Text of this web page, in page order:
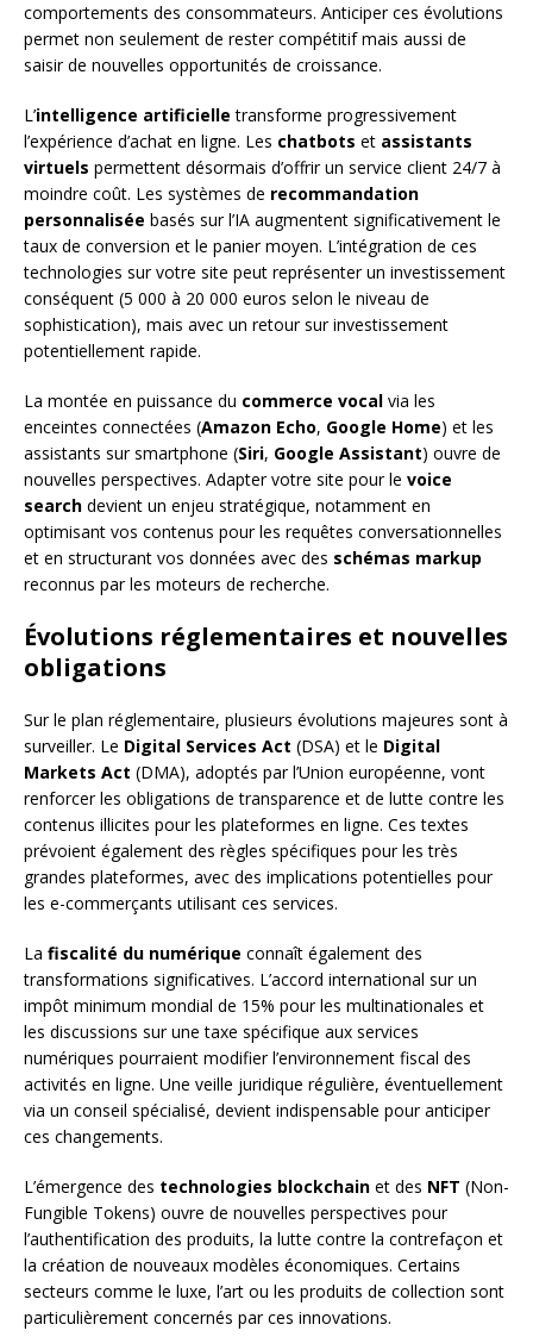
comportements des consommateurs. Anticiper ces évolutions
permet non seulement de rester compétitif mais aussi de
saisir de nouvelles opportunités de croissance.
L’intelligence artificielle transforme progressivement
l’expérience d’achat en ligne. Les chatbots et assistants
virtuels permettent désormais d’offrir un service client 24/7 à
moindre coût. Les systèmes de recommandation
personnalisée basés sur l’IA augmentent significativement le
taux de conversion et le panier moyen. L’intégration de ces
technologies sur votre site peut représenter un investissement
conséquent (5 000 à 20 000 euros selon le niveau de
sophistication), mais avec un retour sur investissement
potentiellement rapide.
La montée en puissance du commerce vocal via les
enceintes connectées (Amazon Echo, Google Home) et les
assistants sur smartphone (Siri, Google Assistant) ouvre de
nouvelles perspectives. Adapter votre site pour le voice
search devient un enjeu stratégique, notamment en
optimisant vos contenus pour les requêtes conversationnelles
et en structurant vos données avec des schémas markup
reconnus par les moteurs de recherche.
Évolutions réglementaires et nouvelles
obligations
Sur le plan réglementaire, plusieurs évolutions majeures sont à
surveiller. Le Digital Services Act (DSA) et le Digital
Markets Act (DMA), adoptés par l’Union européenne, vont
renforcer les obligations de transparence et de lutte contre les
contenus illicites pour les plateformes en ligne. Ces textes
prévoient également des règles spécifiques pour les très
grandes plateformes, avec des implications potentielles pour
les e-commerçants utilisant ces services.
La fiscalité du numérique connaît également des
transformations significatives. L’accord international sur un
impôt minimum mondial de 15% pour les multinationales et
les discussions sur une taxe spécifique aux services
numériques pourraient modifier l’environnement fiscal des
activités en ligne. Une veille juridique régulière, éventuellement
via un conseil spécialisé, devient indispensable pour anticiper
ces changements.
L’émergence des technologies blockchain et des NFT (Non-
Fungible Tokens) ouvre de nouvelles perspectives pour
l’authentification des produits, la lutte contre la contrefaçon et
la création de nouveaux modèles économiques. Certains
secteurs comme le luxe, l’art ou les produits de collection sont
particulièrement concernés par ces innovations.